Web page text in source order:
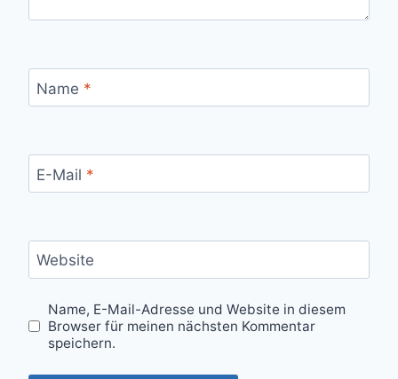
Name *
E-Mail *
Website
Name, E-Mail-Adresse und Website in diesem
Browser für meinen nächsten Kommentar
speichern.